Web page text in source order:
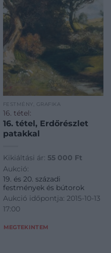
FESTMÉNY, GRAFIKA
16. tétel:
16. tétel, Erdőrészlet
patakkal
Kikiáltási ár: 55 000 Ft
Aukció:
19. és 20. századi
festmények és bútorok
Aukció időpontja: 2015-10-13
17:00
MEGTEKINTEM